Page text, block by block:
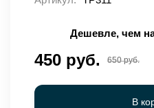
Дешевле, чем
450 руб. 650 руб.
В